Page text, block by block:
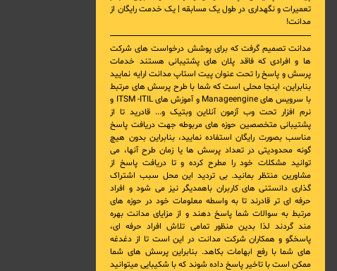
تعمیرات و نگهداری در طول یک مسابقه | یک خدمت رایگان از
مدانت!
مدانت تصمیم گرفت که برای پوشش درخواست های شرکت
ها و افرادی که فاقد پلان های پشتیبانی هستند خدمات
پرسش و پاسخ را تحت عنوان پیت استاپ مدانت ارایه نمایید
بنابراین، اینجا محلی است که شما با طرح پرسش های مرتبط
با
سرویس های Manageengine و آموزش های ITSM -ITIL و
نرم افزار تحت وب آزمون آنلاین وبتیک و... قادرید تا از
پشتیبانی متخصصین حوزه های مربوطه جهت دریافت پاسخ
مناسب بصورت رایگان استفاده نمایید، بنابراین بدون هیچ
گونه محدودیتی در تعداد پرسش ها یا زمان طرح آنها، می
توانید مشکلات خود را مطرح کرده و تا دریافت پاسخ از
مشاورین منتظر بمانید. بی تردید این محل سبب اشتراک
گذاری دانستنی های کاربران باهمدیگر نیز می شود و افراد
حرفه ای تر قادرند تا به واسطه معلومات خود در حوزه های
مرتبط به سوالات شما پاسخ دهند و از مزایای مدانت بهره
مند گردند لذا بدین منظور تمامی تلاش افراد حرفه ای،
پاسخگو و همکاران شرکت مدانت در این است تا از دغدغه
های شما با رفع ابهامات بکاهد. بنابراین پرسش های شما
ممکن است با تاخیر پاسخ داده شوند که با شکیبایی میتوانید